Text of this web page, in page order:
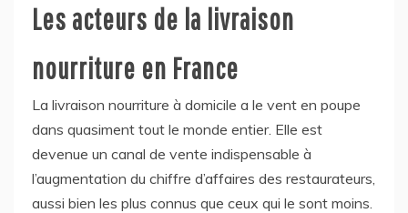
Les acteurs de la livraison
nourriture en France
La livraison nourriture à domicile a le vent en poupe
dans quasiment tout le monde entier. Elle est
devenue un canal de vente indispensable à
l’augmentation du chiffre d’affaires des restaurateurs,
aussi bien les plus connus que ceux qui le sont moins.